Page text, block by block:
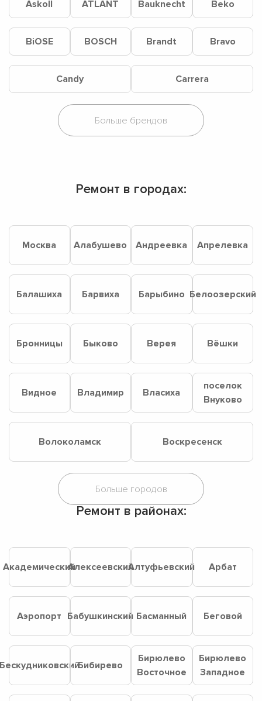
Askoll ATLANT Bauknecht Beko
BiOSE BOSCH Brandt Bravo
Candy Carrera
Ремонт в городах:
Москва Алабушево Андреевка Апрелевка
Балашиха Барвиха Барыбино Белоозерский
Бронницы Быково Верея Вёшки
Видное Владимир Власиха
поселок
Внуково
Волоколамск Воскресенск
Ремонт в районах:
АкадемическийАлексеевскийАлтуфьевский Арбат
Аэропорт Бабушкинский Басманный Беговой
Бибирево
Бирюлево
Восточное
Бирюлево
Западное